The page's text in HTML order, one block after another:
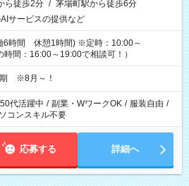
ら徒歩2分 / 茅場町駅から徒歩6分
サービスの提供など
6時間 休憩1時間) ※定時：10:00～
間：16:00～19:00で相談可！）
期 ※8月～！
代活躍中 / 副業・WワークOK / 服装自由 /
コンスキル不要
応募する 詳細へ